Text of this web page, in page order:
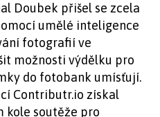
Doubek přišel se zcela
umělé inteligence
fotografií ve
možnosti výdělku pro
do fotobank umísťují.
Contributr.io získal
kole soutěže pro